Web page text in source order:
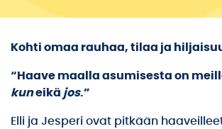
Kohti omaa rauhaa, tilaa ja
“Haave maalla asumisesta on
kuneikä jos.”
Elli ja Jesperi ovat pitkään